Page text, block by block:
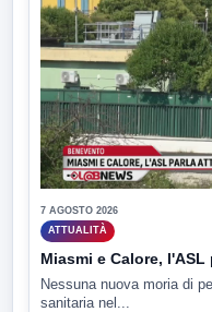
7 AGOSTO 2026
ATTUALITÀ
Miasmi e Calore,
Nessuna nuova moria di
sanitaria nel...